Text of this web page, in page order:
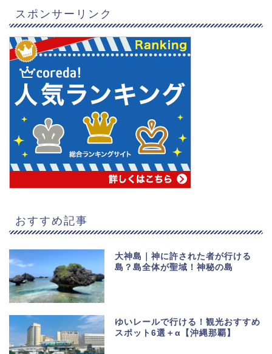
スポンサーリンク
おすすめ記事
大神島｜神に許された者が行ける
島？島全体が聖域！神秘の島
ゆいレールで行ける！観光おすすめ
スポット6選＋α【沖縄那覇】